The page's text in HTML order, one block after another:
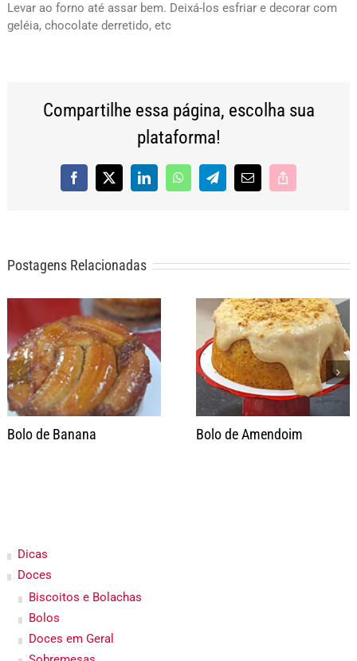
Levar ao forno até assar bem. Deixá-los esfriar e decorar com
geléia, chocolate derretido, etc
Compartilhe essa página, escolha sua
plataforma!
Facebook
X LinkedInWhatsAppTelegram
E-
Copy
Postagens Relacionadas
Bolo de Banana Bolo de Amendoim
Dicas
Doces
Biscoitos e Bolachas
Bolos
Doces em Geral